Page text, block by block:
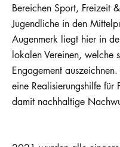
Bereichen Sport, Freizeit
Jugendliche in den
Augenmerk liegt hier in
lokalen Vereinen, welche
Engagement
eine Realisierungshilfe für
damit nachhaltige